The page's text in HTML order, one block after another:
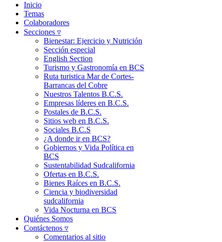
Inicio
Temas
Colaboradores
Secciones ▿
Bienestar: Ejercicio y Nutrición
Sección especial
English Section
Turismo y Gastronomía en BCS
Ruta turistica Mar de Cortes-
Barrancas del Cobre
Nuestros Talentos B.C.S.
Empresas líderes en B.C.S.
Postales de B.C.S.
Sitios web en B.C.S.
Sociales B.C.S
¿A donde ir en BCS?
Gobiernos y Vida Política en
BCS
Sustentabilidad Sudcalifornia
Ofertas en B.C.S.
Bienes Raíces en B.C.S.
Ciencia y biodiversidad
sudcalifornia
Vida Nocturna en BCS
Quiénes Somos
Contáctenos ▿
Comentarios al sitio